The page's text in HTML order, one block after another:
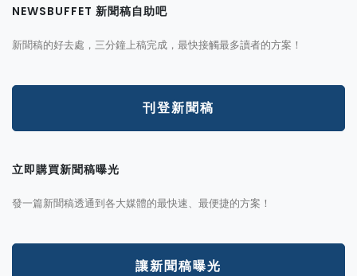
NEWSBUFFET 新聞稿自助吧
新聞稿的好去處，三分鐘上稿完成，最快接觸最多讀者的方案！
刊登新聞稿
立即購買新聞稿曝光
發一篇新聞稿透通到各大媒體的最快速、最便捷的方案！
讓新聞稿曝光